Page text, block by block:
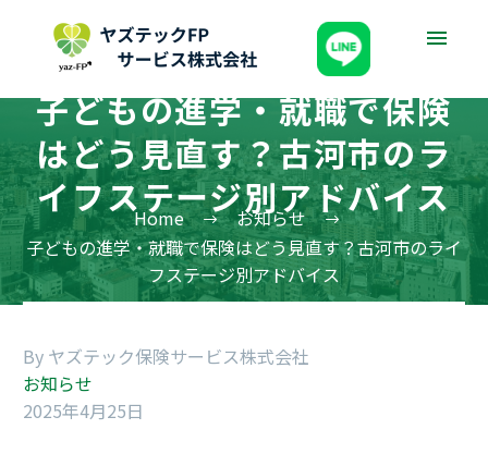
子どもの進学・就職で保険
はどう見直す？古河市のラ
イフステージ別アドバイス
Home
お知らせ
子どもの進学・就職で保険はどう見直す？古河市のライ
フステージ別アドバイス
By ヤズテック保険サービス株式会社
お知らせ
2025年4月25日